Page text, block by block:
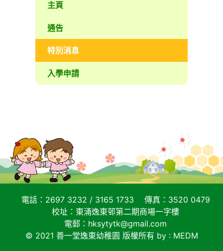
主頁
通告
特別消息
入學申請
電話：2697 3232 / 3165 1733
傳真：3520 0479
校址：東涌逸東邨第二期商場一字樓
電郵： hksytytk@gmail.com
© 2021 善一堂逸東幼稚園 版權所有 by : MEDM